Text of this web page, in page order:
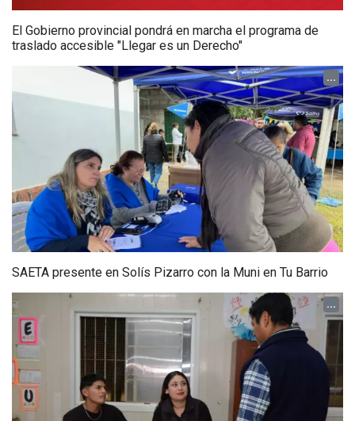
El Gobierno provincial pondrá en marcha el programa de
traslado accesible "Llegar es un Derecho"
...
SAETA presente en Solís Pizarro con la Muni en Tu Barrio
...